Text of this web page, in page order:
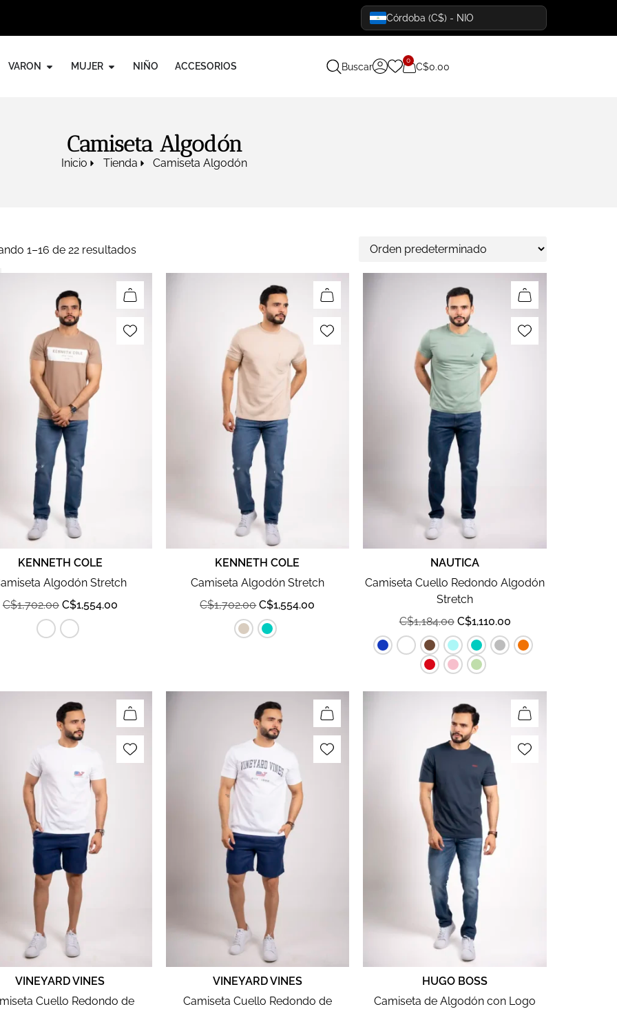
Córdoba (C$) - NIO
VARON MUJER NIÑO ACCESORIOS Buscar C$0.00
0
Camiseta Algodón
Inicio Tienda Camiseta Algodón
1–16 de 22 resultados
KENNETH COLE
Algodón Stretch
C$1,702.00 C$1,554.00
KENNETH COLE
Camiseta Algodón Stretch
C$1,702.00 C$1,554.00
NAUTICA
Camiseta Cuello Redondo Algodón
Stretch
C$1,184.00 C$1,110.00
VINEYARD VINES
Cuello Redondo de
VINEYARD VINES
Camiseta Cuello Redondo de
HUGO BOSS
Camiseta de Algodón con Logo